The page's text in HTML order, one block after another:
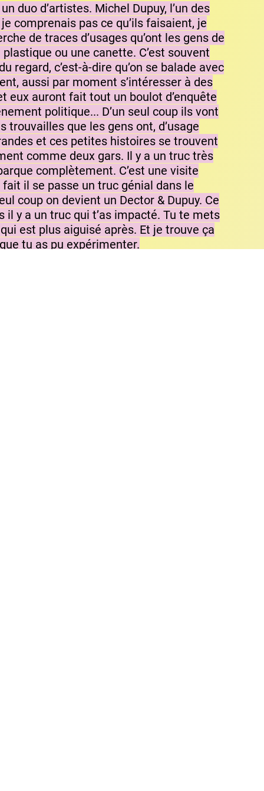
duo d’artistes. Michel Dupuy, l’un des
comprenais pas ce qu’ils faisaient, je
de traces d’usages qu’ont les gens de
ou une canette. C’est souvent
regard, c’est-à-dire qu’on se balade avec
aussi par moment s’intéresser à des
auront fait tout un boulot d’enquête
politique... D’un seul coup ils vont
trouvailles que les gens ont, d’usage
et ces petites histoires se trouvent
comme deux gars. Il y a un truc très
complètement. C’est une visite
il se passe un truc génial dans le
coup on devient un Dector & Dupuy. Ce
y a un truc qui t’as impacté. Tu te mets
est plus aiguisé après. Et je trouve ça
tu as pu expérimenter.